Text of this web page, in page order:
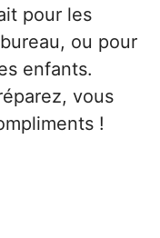
pour les
ou pour
enfants.
vous
!